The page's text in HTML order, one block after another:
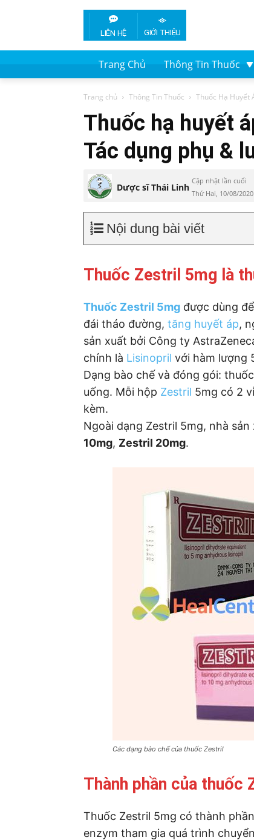
LIÊN HỆ GIỚI THIỆU
Trang Chủ Thông Tin Thuốc
Trang chủ Thông Tin Thuốc Thuốc Hạ Huyết
Thuốc hạ huyết
Tác dụng phụ &
Dược sĩ Thái Linh
Cập nhật lần cuối
Thứ Hai, 10/08/
Nội dung bài viết
Thuốc Zestril 5mg là
Thuốc Zestril 5mg được dùng
đái tháo đường, tăng huyết áp,
sản xuất bởi Công ty
chính là Lisinopril với hàm lượng
Dạng bào chế và đóng gói:
uống. Mỗi hộp Zestril 5mg có 2
kèm.
Ngoài dạng Zestril 5mg, nhà
10mg, Zestril 20mg.
Các dạng bào chế của thuốc Zestril
Thành phần của thuốc
Thuốc Zestril 5mg có thành
enzym tham gia quá trình